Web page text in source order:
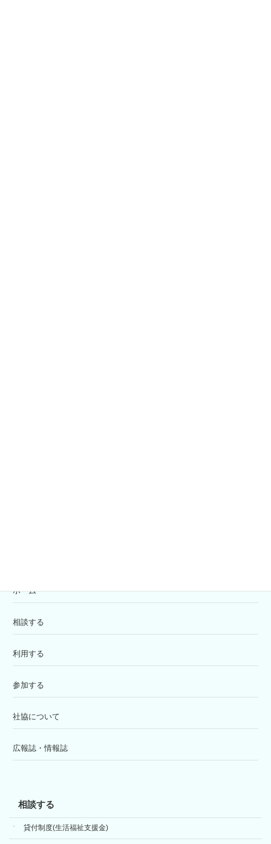
ホーム
相談する
利用する
参加する
社協について
広報誌・情報誌
相談する
貸付制度(生活福祉支援金)